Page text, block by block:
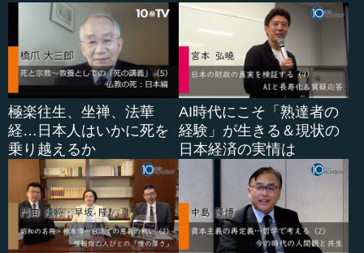
この図（図３／各需要項目の実質ＧＤＰに対する寄与
度：２０１２Ｑ１からの累積値）は少し細かくて恐縮です
が、図２を需要項目別に分けたものです。青が家計の需要
で、消費と住宅投資を足したものになります。赤が企業の
設備投資。緑は政府の需要で、政府の消費と公共投資を足
したものです。紫が海外の需要で、日本の輸出額から輸入
額を引いた数字になっています。
それぞれ詳し...
極楽往生、坐禅、法華
経…日本人はいかに死を
乗り越えるか
AI時代にこそ「熟達者の
経験」が生きる＆現状の
日本経済の実情は